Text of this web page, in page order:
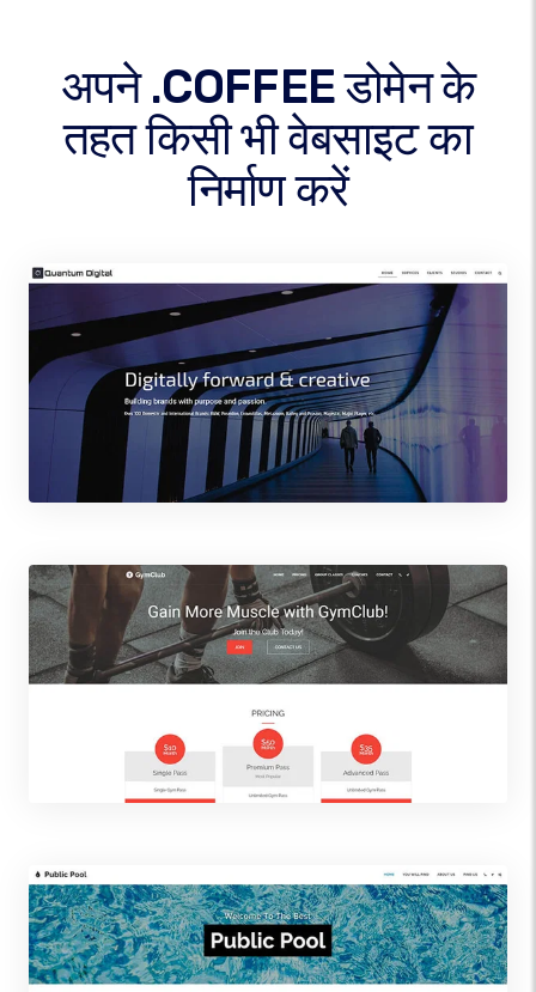
अपने .COFFEE डोमेन के
तहत किसी भी वेबसाइट का
निर्माण करें